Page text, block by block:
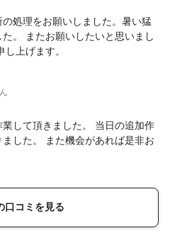
処理をお願いしました。暑い猛
。 またお願いしたいと思いまし
上げます。
して頂きました。 当日の追加作
した。 また機会があれば是非お
口コミを見る